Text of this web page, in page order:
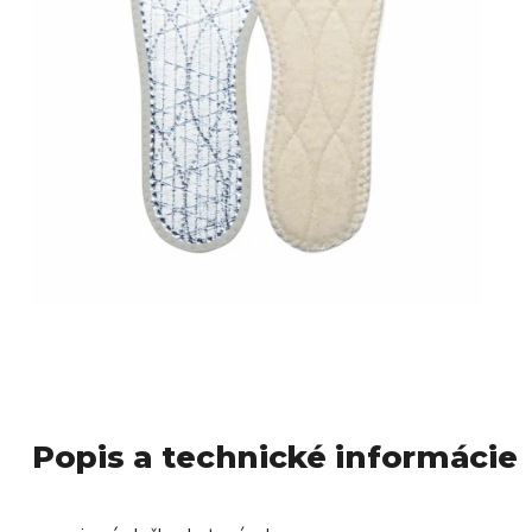
Popis a technické informácie